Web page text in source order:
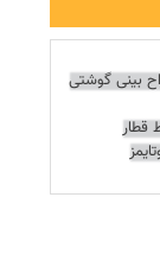
بینی گوشتی
قطار